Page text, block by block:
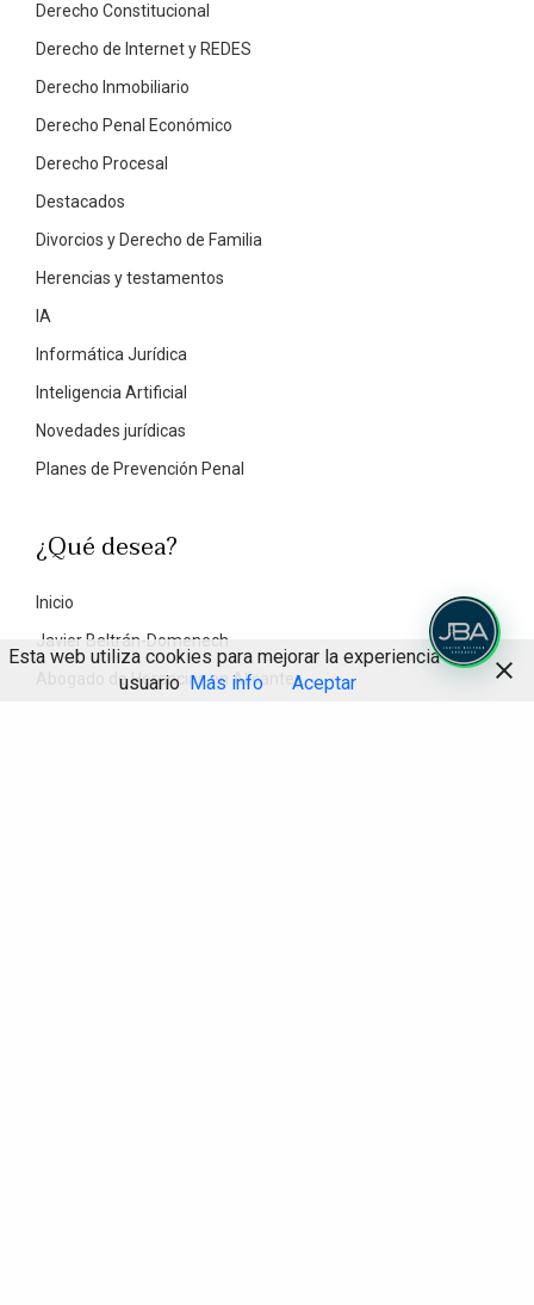
Derecho Constitucional
Derecho de Internet y REDES
Derecho Inmobiliario
Derecho Penal Económico
Derecho Procesal
Destacados
Divorcios y Derecho de Familia
Herencias y testamentos
IA
Informática Jurídica
Inteligencia Artificial
Novedades jurídicas
Planes de Prevención Penal
¿Qué desea?
Inicio
Javier Beltrán-Domenech
Abogado de Herencias en Alicante
Esta web utiliza cookies para mejorar la experiencia de
usuario Más info Aceptar